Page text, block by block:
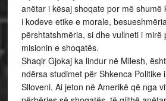
anëtar i kësaj shoqate por më shumë
i kodeve etike e morale,
përshtatshmëria, si dhe vullneti i mirë
misionin e shoqatës.
Shaqir Gjokaj ka lindur në Milesh,
ndërsa studimet për Shkenca Politike
Slloveni. Ai jeton në Amerikë që nga